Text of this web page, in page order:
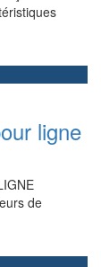
ligne
de